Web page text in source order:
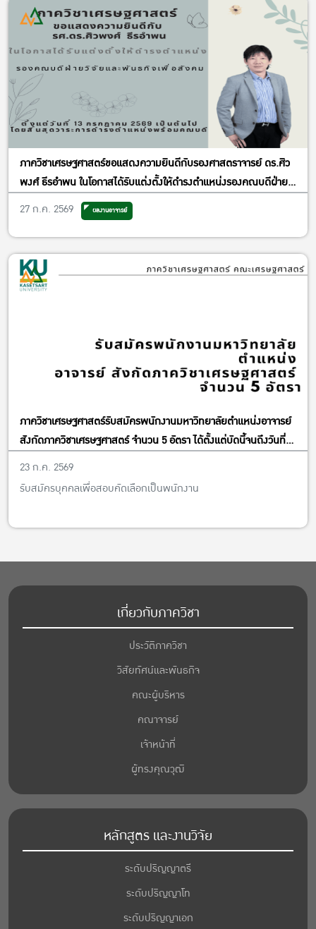
ภาควิชาเศรษฐศาสตร์ขอแสดงความยินดีกับรองศาสตราจารย์ ดร.ศิว
พงศ์ ธีรอำพน ในโอกาสได้รับแต่งตั้งให้ดำรงตำแหน่งรองคณบดีฝ่าย
วิจัยและพันธกิจเพื่อสังคม
27 ก.ค. 2569 ผลงานอาจารย์
ภาควิชาเศรษฐศาสตร์รับสมัครพนักงานมหาวิทยาลัยตำแหน่งอาจารย์
สังกัดภาควิชาเศรษฐศาสตร์ จำนวน 5 อัตรา ได้ตั้งแต่บัดนี้จนถึงวันที่
13 พฤศจิกายน พ.ศ. 2569
23 ก.ค. 2569
รับสมัครบุคคลเพื่อสอบคัดเลือกเป็นพนักงาน
เกี่ยวกับภาควิชา
ประวัติภาควิชา
วิสัยทัศน์และพันธกิจ
คณะผู้บริหาร
คณาจารย์
เจ้าหน้าที่
ผู้ทรงคุณวุฒิ
หลักสูตร และงานวิจัย
ระดับปริญญาตรี
ระดับปริญญาโท
ระดับปริญญาเอก